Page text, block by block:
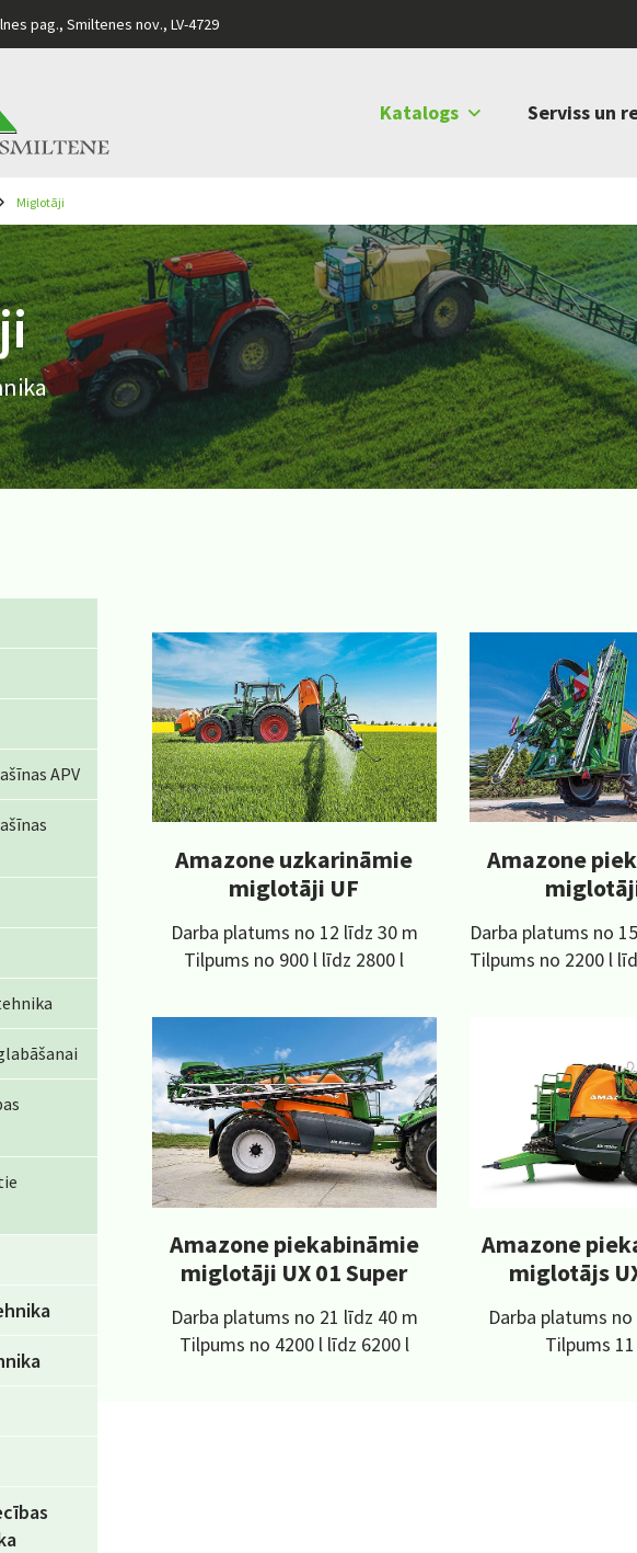
pag., Smiltenes nov., LV-4729
Katalogs Serviss un
Miglotāji
APV
Amazone uzkarināmie
miglotāji UF
Darba platums no 12 līdz 30 m
Tilpums no 900 l līdz 2800 l
Amazone
Darba platums no
Tilpums no 2200 l
Amazone piekabināmie
miglotāji UX 01 Super
Darba platums no 21 līdz 40 m
Tilpums no 4200 l līdz 6200 l
Amazone
miglotājs
Darba platums
Tilpums